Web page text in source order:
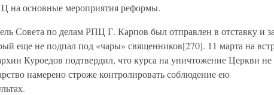
на основные мероприятия реформы.
Совета по делам РПЦ Г. Карпов был отправлен в отставку и
еще не подпал под «чары» священников[270]. 11 марта на
Куроедов подтвердил, что курса на уничтожение Церкви не
намерено строже контролировать соблюдение ею